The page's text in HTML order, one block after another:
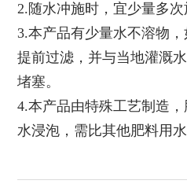
2.随水冲施时，宜少量多次
3.本产品有少量水不溶物
提前过滤，并与当地灌溉
堵塞。
4.本产品由特殊工艺制造
水浸泡，需比其他肥料用水